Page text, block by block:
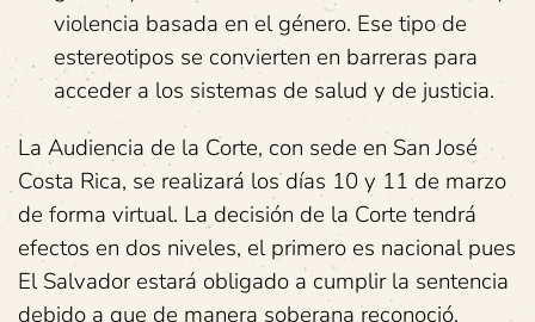
violencia basada en el género. Ese tipo de
estereotipos se convierten en barreras para
acceder a los sistemas de salud y de justicia.
La Audiencia de la Corte, con sede en San José
Costa Rica, se realizará los días 10 y 11 de marzo
de forma virtual. La decisión de la Corte tendrá
efectos en dos niveles, el primero es nacional pues
El Salvador estará obligado a cumplir la sentencia
debido a que de manera soberana reconoció,